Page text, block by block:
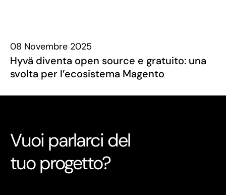
08 Novembre 2025
Hyvä diventa open source e gratuito: una
svolta per l’ecosistema Magento
Vuoi parlarci del
tuo progetto?